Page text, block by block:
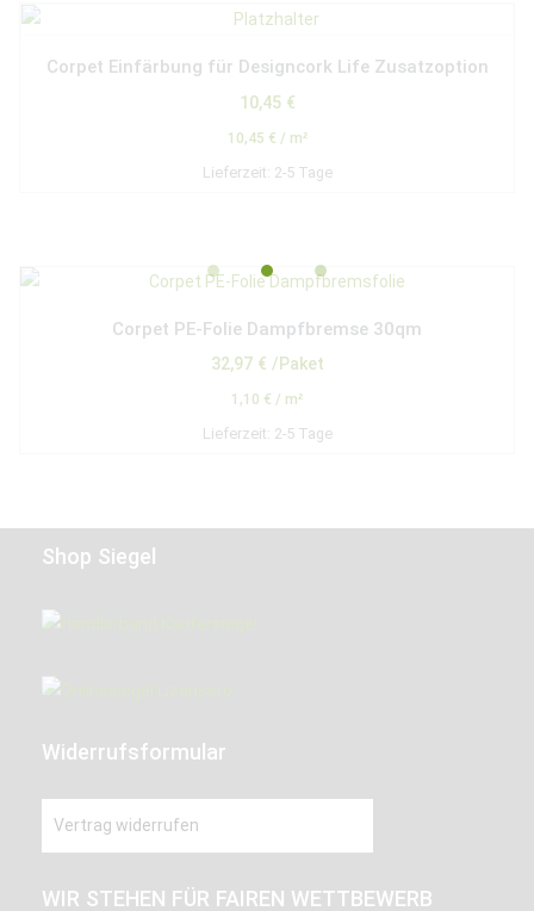
Corpet Einfärbung für Designcork Life Zusatzoption
10,45 €
10,45 € / m²
Lieferzeit: 2-5 Tage
Corpet PE-Folie Dampfbremse 30qm
32,97 € /Paket
1,10 € / m²
Lieferzeit: 2-5 Tage
Shop Siegel
Widerrufsformular
Vertrag widerrufen
WIR STEHEN FÜR FAIREN WETTBEWERB